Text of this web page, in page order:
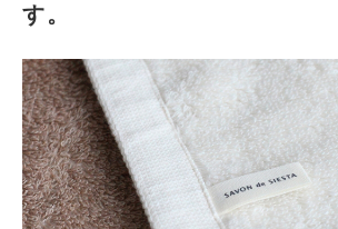
す。